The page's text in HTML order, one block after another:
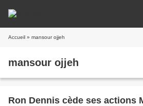
Accueil » mansour ojjeh
mansour ojjeh
Ron Dennis cède ses actions